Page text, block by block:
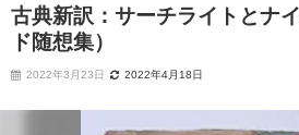
古典新訳：サーチライトとナ
ド随想集）
2022年3月23日 2022年4月18日